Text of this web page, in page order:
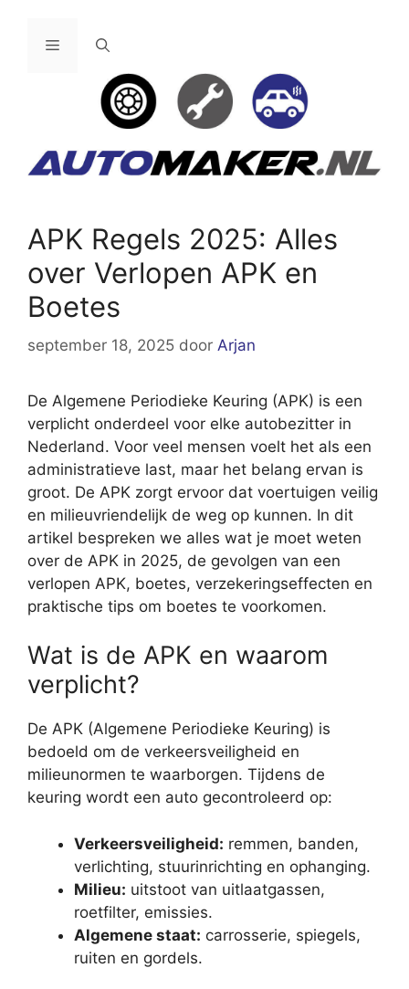
Menu
APK Regels 2025: Alles
over Verlopen APK en
Boetes
september 18, 2025 door Arjan
De Algemene Periodieke Keuring (APK) is een
verplicht onderdeel voor elke autobezitter in
Nederland. Voor veel mensen voelt het als een
administratieve last, maar het belang ervan is
groot. De APK zorgt ervoor dat voertuigen veilig
en milieuvriendelijk de weg op kunnen. In dit
artikel bespreken we alles wat je moet weten
over de APK in 2025, de gevolgen van een
verlopen APK, boetes, verzekeringseffecten en
praktische tips om boetes te voorkomen.
Wat is de APK en waarom
verplicht?
De APK (Algemene Periodieke Keuring) is
bedoeld om de verkeersveiligheid en
milieunormen te waarborgen. Tijdens de
keuring wordt een auto gecontroleerd op:
Verkeersveiligheid: remmen, banden,
verlichting, stuurinrichting en ophanging.
Milieu: uitstoot van uitlaatgassen,
roetfilter, emissies.
Algemene staat: carrosserie, spiegels,
ruiten en gordels.